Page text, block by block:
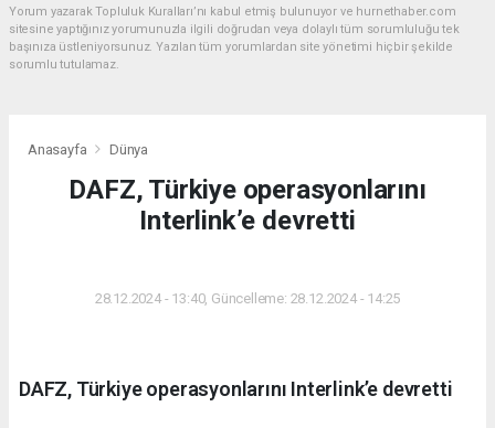
Yorum yazarak Topluluk Kuralları’nı kabul etmiş bulunuyor ve hurnethaber.com
sitesine yaptığınız yorumunuzla ilgili doğrudan veya dolaylı tüm sorumluluğu tek
başınıza üstleniyorsunuz. Yazılan tüm yorumlardan site yönetimi hiçbir şekilde
sorumlu tutulamaz.
Anasayfa Dünya
DAFZ, Türkiye operasyonlarını
Interlink’e devretti
28.12.2024 - 13:40, Güncelleme: 28.12.2024 - 14:25
DAFZ, Türkiye operasyonlarını Interlink’e devretti